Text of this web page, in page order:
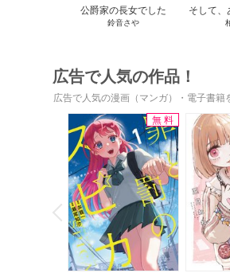
公爵家の長女でした
鈴音さや
そして、
広告で人気の作品！
広告で人気の漫画（マンガ）・電子書籍
P
r
e
v
i
o
u
s
無料